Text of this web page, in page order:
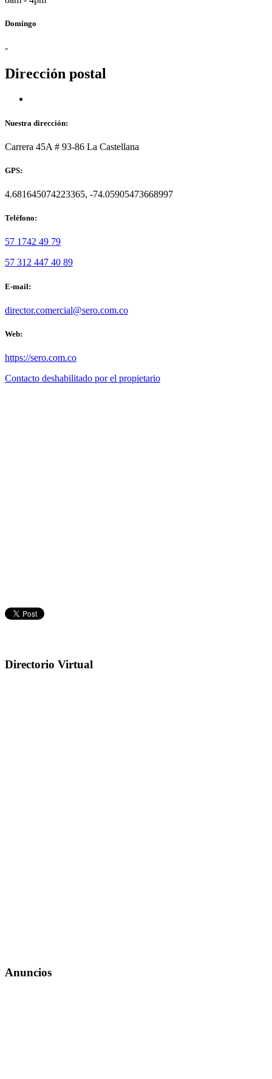
Domingo
-
Dirección postal
Nuestra dirección:
Carrera 45A # 93-86 La Castellana
GPS:
4.681645074223365, -74.05905473668997
Teléfono:
57 1742 49 79
57 312 447 40 89
E-mail:
director.comercial@sero.com.co
Web:
https://sero.com.co
Contacto deshabilitado por el propietario
Directorio Virtual
Anuncios